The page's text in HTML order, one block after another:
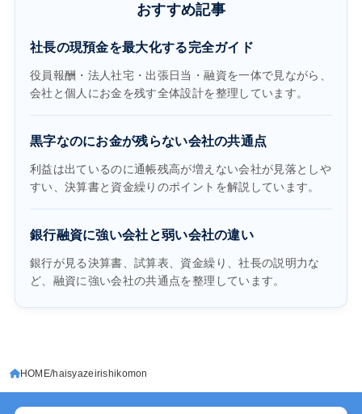
おすすめ記事
社長の現預金を最大化する完全ガイド
役員報酬・法人社宅・出張日当・融資を一体で見ながら、
会社と個人にお金を残す全体設計を整理しています。
黒字なのにお金が残らない会社の共通点
利益は出ているのに通帳残高が増えない会社が見落としや
すい、決算書と資金繰りのポイントを解説しています。
銀行融資に強い会社と弱い会社の違い
銀行が見る決算書、試算表、資金繰り、社長の説明力な
ど、融資に強い会社の共通点を整理しています。
HOME haisyazeirishikomon